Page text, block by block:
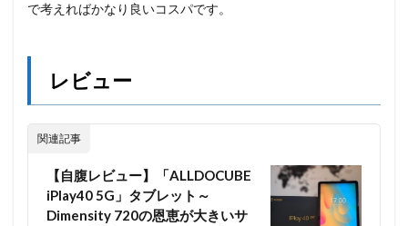
で考えればかなり良いコスパです。
レビュー
関連記事
【自腹レビュー】「ALLDOCUBE
iPlay40 5G」タブレット～
Dimensity 720の恩恵が大きいサ